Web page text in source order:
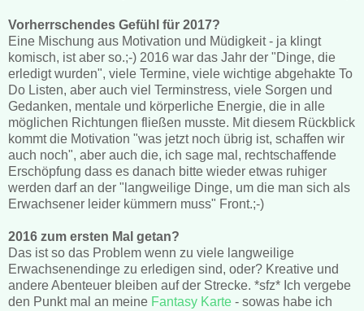
Vorherrschendes Gefühl für 2017?
Eine Mischung aus Motivation und Müdigkeit - ja klingt
komisch, ist aber so.;-) 2016 war das Jahr der "Dinge, die
erledigt wurden", viele Termine, viele wichtige abgehakte To
Do Listen, aber auch viel Terminstress, viele Sorgen und
Gedanken, mentale und körperliche Energie, die in alle
möglichen Richtungen fließen musste. Mit diesem Rückblick
kommt die Motivation "was jetzt noch übrig ist, schaffen wir
auch noch", aber auch die, ich sage mal, rechtschaffende
Erschöpfung dass es danach bitte wieder etwas ruhiger
werden darf an der "langweilige Dinge, um die man sich als
Erwachsener leider kümmern muss" Front.;-)
2016 zum ersten Mal getan?
Das ist so das Problem wenn zu viele langweilige
Erwachsenendinge zu erledigen sind, oder? Kreative und
andere Abenteuer bleiben auf der Strecke. *sfz* Ich vergebe
den Punkt mal an meine Fantasy Karte - sowas habe ich